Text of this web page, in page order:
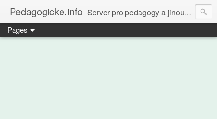
Pedagogicke.info Server pro pedagogy a jinou zvířenu
Pages